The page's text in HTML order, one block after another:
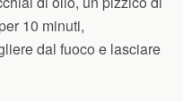
10 minuti,
dal fuoco e lasciare